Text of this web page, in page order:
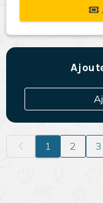
1 2 3